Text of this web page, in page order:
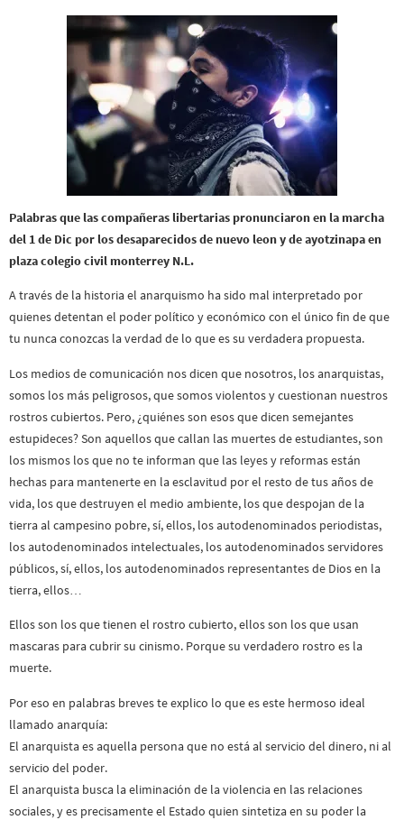
Palabras que las compañeras libertarias pronunciaron en la marcha
del 1 de Dic por los desaparecidos de nuevo leon y de ayotzinapa en
plaza colegio civil monterrey N.L.
A través de la historia el anarquismo ha sido mal interpretado por
quienes detentan el poder político y económico con el único fin de que
tu nunca conozcas la verdad de lo que es su verdadera propuesta.
Los medios de comunicación nos dicen que nosotros, los anarquistas,
somos los más peligrosos, que somos violentos y cuestionan nuestros
rostros cubiertos. Pero, ¿quiénes son esos que dicen semejantes
estupideces? Son aquellos que callan las muertes de estudiantes, son
los mismos los que no te informan que las leyes y reformas están
hechas para mantenerte en la esclavitud por el resto de tus años de
vida, los que destruyen el medio ambiente, los que despojan de la
tierra al campesino pobre, sí, ellos, los autodenominados periodistas,
los autodenominados intelectuales, los autodenominados servidores
públicos, sí, ellos, los autodenominados representantes de Dios en la
tierra, ellos…
Ellos son los que tienen el rostro cubierto, ellos son los que usan
mascaras para cubrir su cinismo. Porque su verdadero rostro es la
muerte.
Por eso en palabras breves te explico lo que es este hermoso ideal
llamado anarquía:
El anarquista es aquella persona que no está al servicio del dinero, ni al
servicio del poder.
El anarquista busca la eliminación de la violencia en las relaciones
sociales, y es precisamente el Estado quien sintetiza en su poder la